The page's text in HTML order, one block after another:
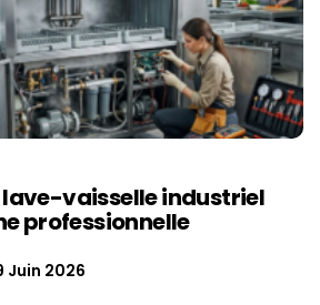
lave-vaisselle industriel
professionnelle
Juin 2026